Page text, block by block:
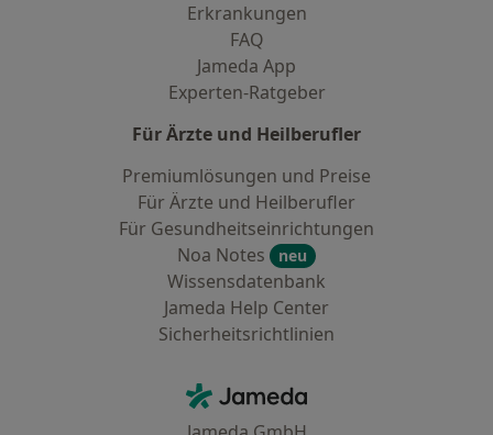
Erkrankungen
FAQ
Jameda App
Experten-Ratgeber
Für Ärzte und Heilberufler
Premiumlösungen und Preise
Für Ärzte und Heilberufler
Für Gesundheitseinrichtungen
Noa Notes
neu
Wissensdatenbank
Jameda Help Center
Sicherheitsrichtlinien
Jameda - Startseite